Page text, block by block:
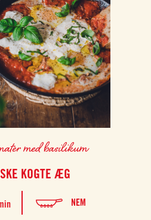
med basilikum
KOGTE ÆG
NEM